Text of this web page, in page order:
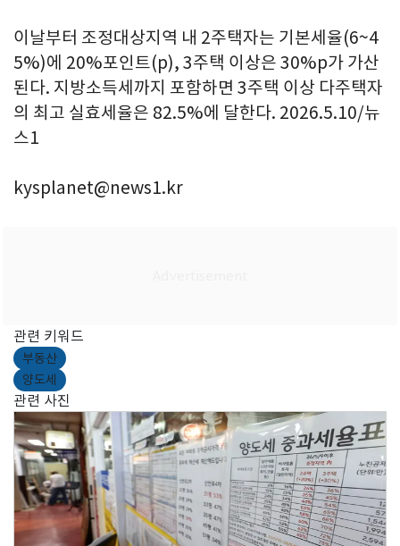
이날부터 조정대상지역 내 2주택자는 기본세율(6~4
5%)에 20%포인트(p), 3주택 이상은 30%p가 가산
된다. 지방소득세까지 포함하면 3주택 이상 다주택자
의 최고 실효세율은 82.5%에 달한다. 2026.5.10/뉴
스1
kysplanet@news1.kr
관련 키워드
부동산
양도세
관련 사진